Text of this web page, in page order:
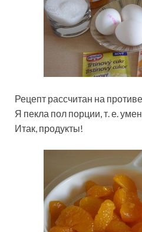
Рецепт рассчитан на
Я пекла пол порции, т. е.
Итак, продукты!